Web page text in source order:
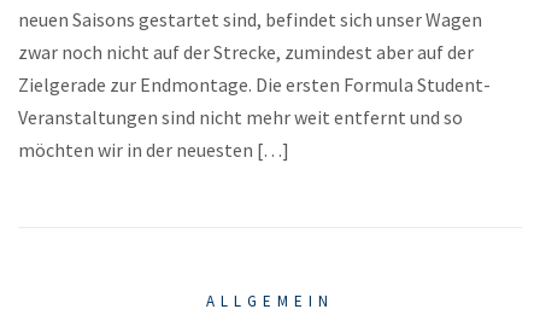
neuen Saisons gestartet sind, befindet sich unser Wagen
zwar noch nicht auf der Strecke, zumindest aber auf der
Zielgerade zur Endmontage. Die ersten Formula Student-
Veranstaltungen sind nicht mehr weit entfernt und so
möchten wir in der neuesten […]
ALLGEMEIN